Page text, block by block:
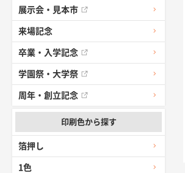
展示会・見本市
来場記念
卒業・入学記念
学園祭・大学祭
周年・創立記念
印刷色から探す
箔押し
1色